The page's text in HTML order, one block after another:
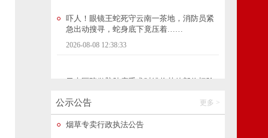
日本医院做脑肿瘤手术时错将其他部位切除
导致患者无法自主呼吸，院方道歉
2026-08-08 12:38:04
公示公告 更多 >
烟草专卖行政执法公告